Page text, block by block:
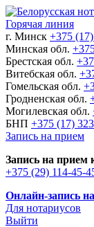
Горячая линия
г. Минск +375
Минская обл.
Брестская обл.
Витебская обл.
Гомельская обл.
Гродненская обл.
Могилевская обл.
БНП +375 (17)
Запись на прием
Запись на прием
+375 (29) 114-45-
Онлайн-запись
Для нотариусов
Выйти